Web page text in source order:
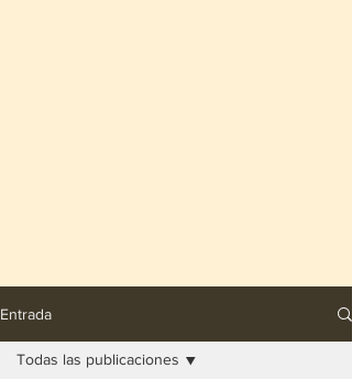
Entrada
Todas las publicaciones